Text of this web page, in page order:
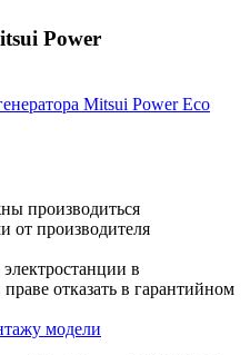
Power
Mitsui Power Eco
производиться
от производителя
в
отказать в гарантийном
модели